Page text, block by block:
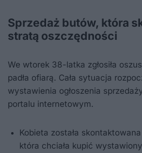
Sprzedaż butów, która
stratą oszczędności
We wtorek 38-latka zgłosiła
padła ofiarą. Cała sytuacja
wystawienia ogłoszenia
portalu internetowym.
Kobieta została
która chciała kupić